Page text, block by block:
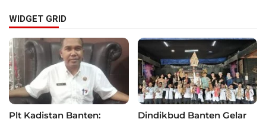
WIDGET GRID
Plt Kadistan Banten: Dindikbud Banten Gelar